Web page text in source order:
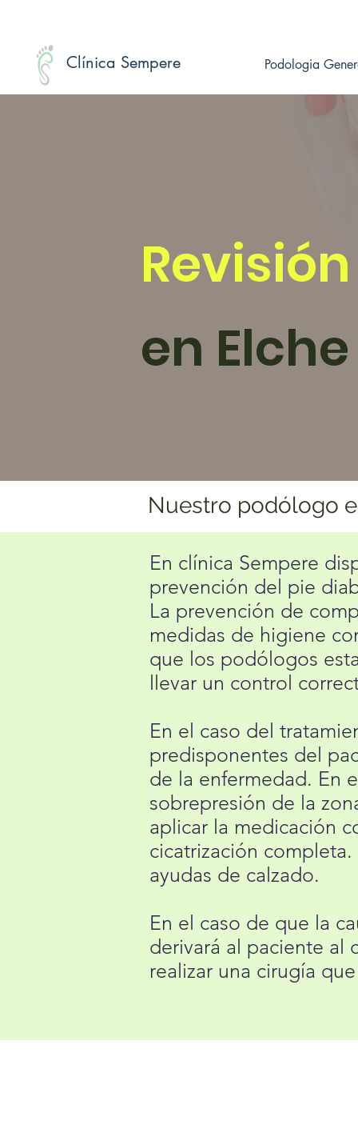
Clínica Sempere Podologia
en Elche
Nuestro podólogo
En clínica Sempere
prevención del pie
La prevención de
medidas de higiene
que los podólogos
llevar un control
En el caso del
predisponentes del
de la enfermedad. En
sobrepresión de la
aplicar la medicación
cicatrización
ayudas de calzado.
En el caso de que la
derivará al paciente al
realizar una cirugía